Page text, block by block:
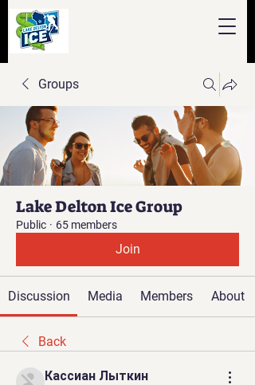
Groups
Lake Delton Ice Group
Public · 65 members
Join
Discussion Media Members About
Back
Кассиан Лыткин